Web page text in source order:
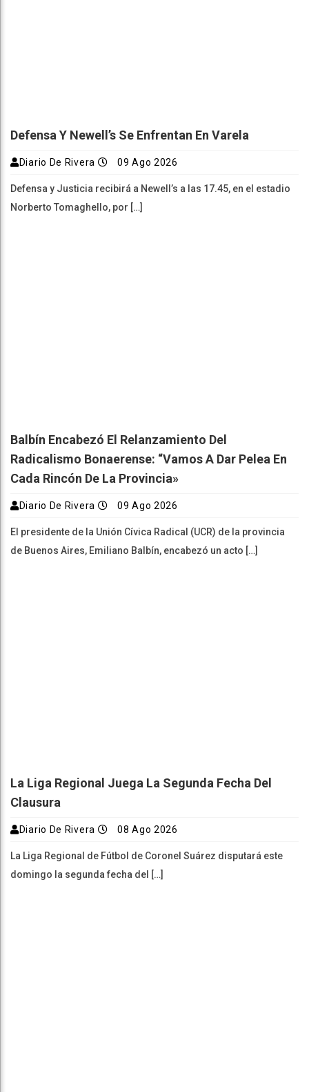
Defensa Y Newell’s Se Enfrentan En Varela
Diario De Rivera 09 Ago 2026
Defensa y Justicia recibirá a Newell’s a las 17.45, en el estadio
Norberto Tomaghello, por […]
Balbín Encabezó El Relanzamiento Del
Radicalismo Bonaerense: “Vamos A Dar Pelea En
Cada Rincón De La Provincia»
Diario De Rivera 09 Ago 2026
El presidente de la Unión Cívica Radical (UCR) de la provincia
de Buenos Aires, Emiliano Balbín, encabezó un acto […]
La Liga Regional Juega La Segunda Fecha Del
Clausura
Diario De Rivera 08 Ago 2026
La Liga Regional de Fútbol de Coronel Suárez disputará este
domingo la segunda fecha del […]